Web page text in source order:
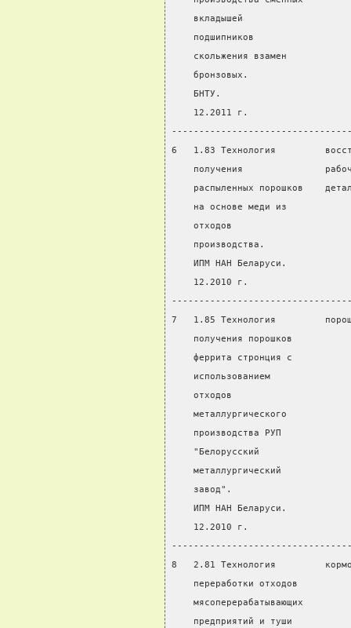
    вкладышей
    подшипников
    скольжения взамен
    бронзовых.
    БНТУ.
    12.2011 г.
6   1.83 Технология
получения
распыленных порошков
    на основе меди из
    отходов
    производства.
    ИПМ НАН Беларуси.
    12.2010 г.
7   1.85 Технология
получения порошков
    феррита стронция с
    использованием
    отходов
    металлургического
    производства РУП
    "Белорусский
    металлургический
    завод".
    ИПМ НАН Беларуси.
    12.2010 г.
8   2.81 Технология
переработки отходов
    мясоперерабатывающих
    предприятий и туши